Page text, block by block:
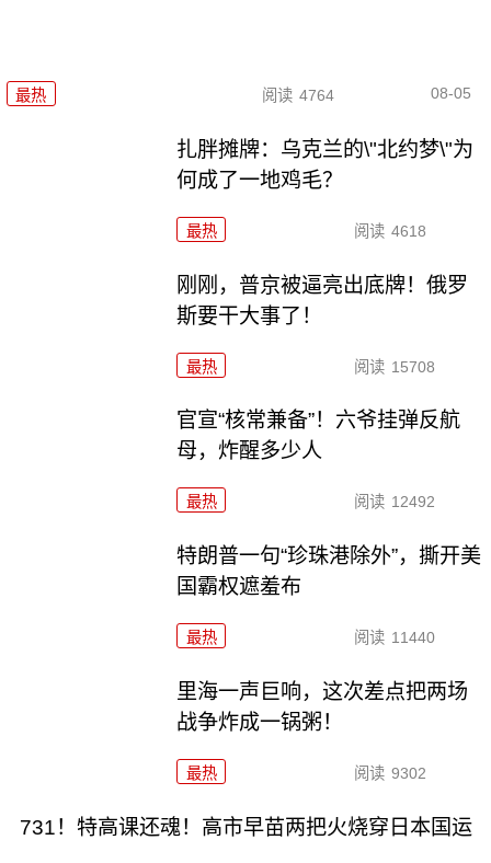
最热 阅读 4764 08-05
扎胖摊牌：乌克兰的\"北约梦\"为
何成了一地鸡毛？
最热 阅读 4618
刚刚，普京被逼亮出底牌！俄罗
斯要干大事了！
最热 阅读 15708
官宣“核常兼备”！六爷挂弹反航
母，炸醒多少人
最热 阅读 12492
特朗普一句“珍珠港除外”，撕开美
国霸权遮羞布
最热 阅读 11440
里海一声巨响，这次差点把两场
战争炸成一锅粥！
最热 阅读 9302
731！特高课还魂！高市早苗两把火烧穿日本国运